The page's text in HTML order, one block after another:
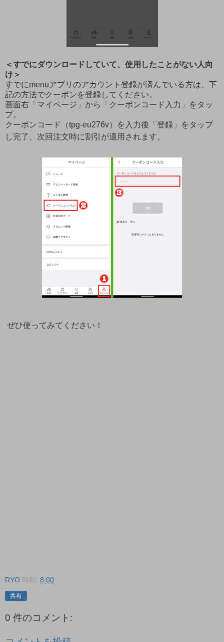
＜すでにダウンロードしていて、使用したことがない人向
け＞
すでにmenuアプリのアカウント登録が済んでいる方は、下
記の方法でクーポンを登録してください。
画面右「マイページ」から「クーポンコード入力」をタッ
プ。
クーポンコード（tpg-eu276v）を入力後「登録」をタップ
し完了、次回注文時に割引が適用されます。
ぜひ使ってみてください！
RYO 時刻: 8:00
共有
0 件のコメント: